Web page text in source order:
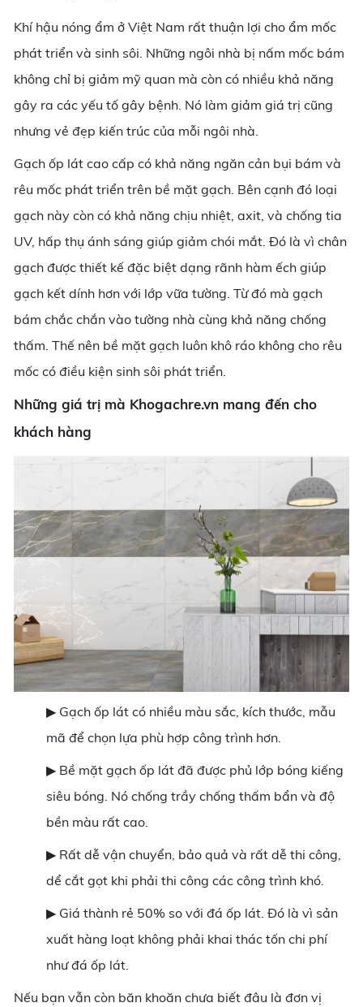
Khí hậu nóng ẩm ở Việt Nam rất thuận lợi cho ẩm mốc
phát triển và sinh sôi. Những ngôi nhà bị nấm mốc bám
không chỉ bị giảm mỹ quan mà còn có nhiều khả năng
gây ra các yếu tố gây bệnh. Nó làm giảm giá trị cũng
nhưng vẻ đẹp kiến trúc của mỗi ngôi nhà.
Gạch ốp lát cao cấp có khả năng ngăn cản bụi bám và
rêu mốc phát triển trên bề mặt gạch. Bên cạnh đó loại
gạch này còn có khả năng chịu nhiệt, axit, và chống tia
UV, hấp thụ ánh sáng giúp giảm chói mắt. Đó là vì chân
gạch được thiết kế đặc biệt dạng rãnh hàm ếch giúp
gạch kết dính hơn với lớp vữa tường. Từ đó mà gạch
bám chắc chắn vào tường nhà cùng khả năng chống
thấm. Thế nên bề mặt gạch luôn khô ráo không cho rêu
mốc có điều kiện sinh sôi phát triển.
Những giá trị mà Khogachre.vn mang đến cho
khách hàng
▶ Gạch ốp lát có nhiều màu sắc, kích thước, mẫu
mã để chọn lựa phù hợp công trình hơn.
▶ Bề mặt gạch ốp lát đã được phủ lớp bóng kiếng
siêu bóng. Nó chống trầy chống thấm bẩn và độ
bền màu rất cao.
▶ Rất dễ vận chuyển, bảo quả và rất dễ thi công,
dể cắt gọt khi phải thi công các công trình khó.
▶ Giá thành rẻ 50% so với đá ốp lát. Đó là vì sản
xuất hàng loạt không phải khai thác tốn chi phí
như đá ốp lát.
Nếu bạn vẫn còn băn khoăn chưa biết đâu là đơn vị